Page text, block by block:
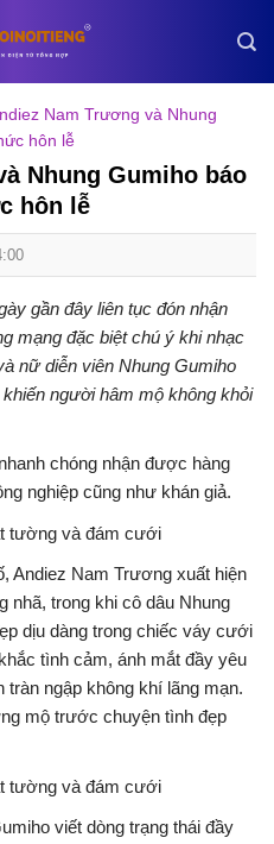
Nam Trương và Nhung
hôn lễ
Nhung Gumiho báo
hôn lễ
gần đây liên tục đón nhận
mạng đặc biệt chú ý khi nhạc
nữ diễn viên Nhung Gumiho
người hâm mộ không khỏi
chóng nhận được hàng
nghiệp cũng như khán giả.
Andiez Nam Trương xuất hiện
nhã, trong khi cô dâu Nhung
dịu dàng trong chiếc váy cưới
tình cảm, ánh mắt đầy yêu
ngập không khí lãng mạn.
mộ trước chuyện tình đẹp
viết dòng trạng thái đầy